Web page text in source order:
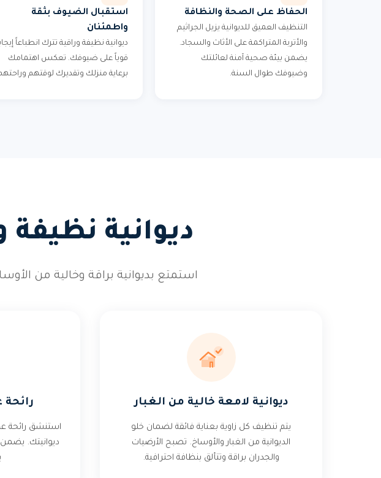
الحفاظ على الصحة والنظافة
التنظيف العميق للديوانية يزيل الجراثيم
والأتربة المتراكمة على الأثاث والسجاد.
يضمن بيئة صحية آمنة لعائلتك
وضيوفك طوال السنة.
استقبال الضيوف بثقة
واطمئنان
ديوانية نظيفة وراقية تترك انطباعاً
قوياً على ضيوفك. تعكس اهتمامك
برعاية منزلك وتقديرك لوقتهم
ديوانية
استمتع بديوانية براقة وخالية من
ديوانية لامعة خالية من الغبار
يتم تنظيف كل زاوية بعناية فائقة لضمان خلو
الديوانية من الغبار والأوساخ. تصبح الأرضيات
والجدران براقة وتتألق بنظافة احترافية.
استنشق رائحة
ديوانيتك.